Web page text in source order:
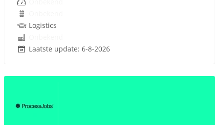
Logistics
Laatste update: 6-8-2026